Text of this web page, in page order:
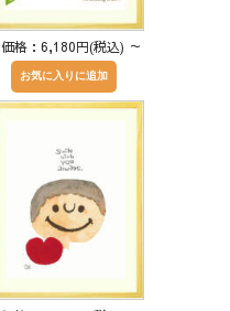
価格：6,180円(税込) ～